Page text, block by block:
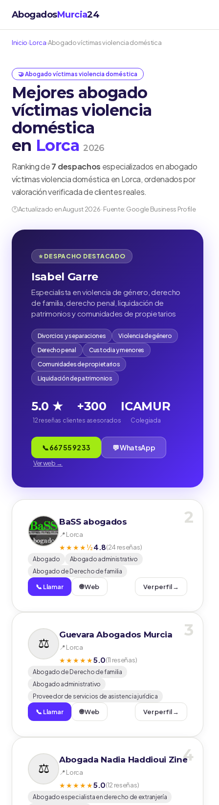
AbogadosMurcia24
Inicio›Lorca›Abogado víctimas violencia doméstica
🤝 Abogado víctimas violencia doméstica
Mejores abogado
víctimas violencia
doméstica
en Lorca 2026
Ranking de7 despachos especializados en abogado
víctimas violencia doméstica en Lorca, ordenados por
valoración verificada de clientes reales.
🕐Actualizado en August 2026 · Fuente: Google Business Profile
⭐ DESPACHO DESTACADO
Isabel Garre
Especialista en violencia de género, derecho
de familia, derecho penal, liquidación de
patrimonios y comunidades de propietarios
Divorcios y separaciones
Violencia de género
Derecho penal
Custodia y menores
Comunidades de propietarios
Liquidación de patrimonios
5.0 ★
12 reseñas
+300
clientes asesorados
ICAMUR
Colegiada
📞 667 55 92 33 💬 WhatsApp
Ver web →
2
BaSS abogados
📍 Lorca
★★★★½4.8(24 reseñas)
Abogado
Abogado administrativo
Abogado de Derecho de familia
📞 Llamar 🌐 Web Ver perfil →
3
Guevara Abogados Murcia
📍 Lorca
★★★★★5.0(11 reseñas)
Abogado de Derecho de familia
Abogado administrativo
Proveedor de servicios de asistencia jurídica
📞 Llamar 🌐 Web Ver perfil →
4
Abogada Nadia Haddioui Zine
📍 Lorca
★★★★★5.0(12 reseñas)
Abogado especialista en derecho de extranjería